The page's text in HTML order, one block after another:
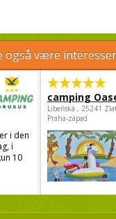
også være
i den
i
10
camping
Libeňská , 25241
Praha-západ